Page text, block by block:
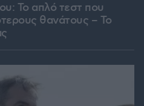
Το απλό τεστ που
θανάτους – Το